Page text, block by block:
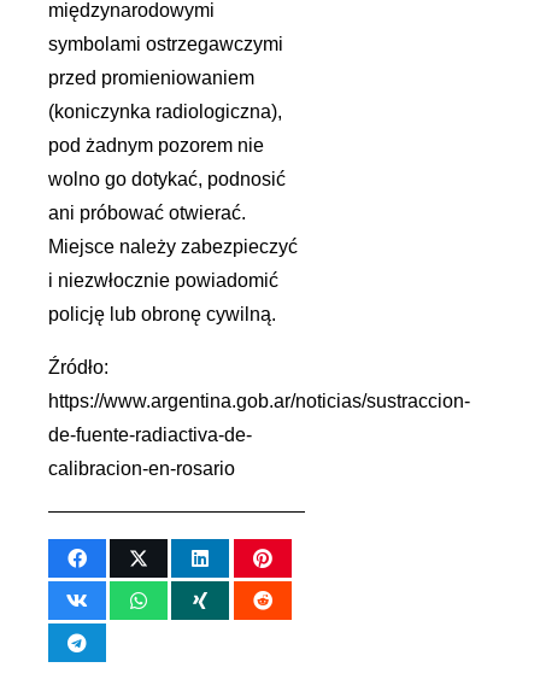
międzynarodowymi
symbolami ostrzegawczymi
przed promieniowaniem
(koniczynka radiologiczna),
pod żadnym pozorem nie
wolno go dotykać, podnosić
ani próbować otwierać.
Miejsce należy zabezpieczyć
i niezwłocznie powiadomić
policję lub obronę cywilną.
Źródło:
https://www.argentina.gob.ar/noticias/sustraccion-
de-fuente-radiactiva-de-
calibracion-en-rosario